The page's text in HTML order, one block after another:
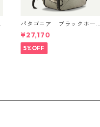
パタゴニア ブラックホー
ル・ミニ・MLC 30L Weath
ered Stone 49266 日本正
規品
¥27,170
5%OFF